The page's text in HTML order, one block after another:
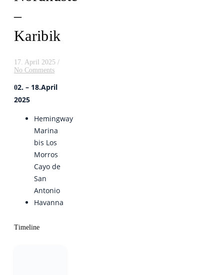
–
Karibik
17. April 2025 /
No Comments
02. – 18.April
2025
Hemingway
Marina
bis Los
Morros
Cayo de
San
Antonio
Havanna
Timeline